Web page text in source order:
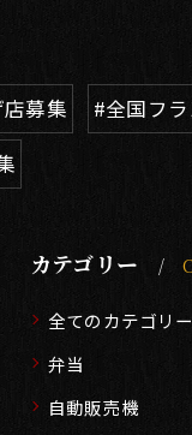
募集
#全国フ
カテゴリー
全てのカテゴリー
弁当
自動販売機